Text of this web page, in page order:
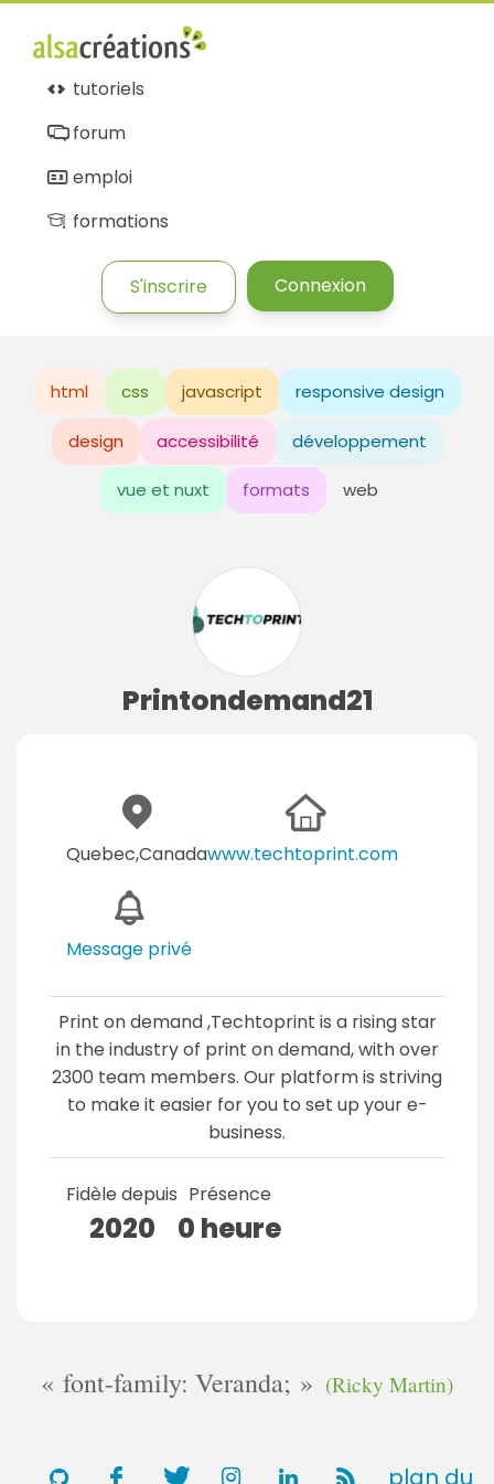
tutoriels
forum
emploi
formations
S'inscrire Connexion
html css javascript responsive design
design accessibilité développement
vue et nuxt formats web
Printondemand21
Quebec,Canadawww.techtoprint.com
Message privé
Print on demand ,Techtoprint is a rising star
in the industry of print on demand, with over
2300 team members. Our platform is striving
to make it easier for you to set up your e-
business.
Fidèle depuis
2020
Présence
0 heure
font-family: Veranda; (Ricky Martin)
plan du